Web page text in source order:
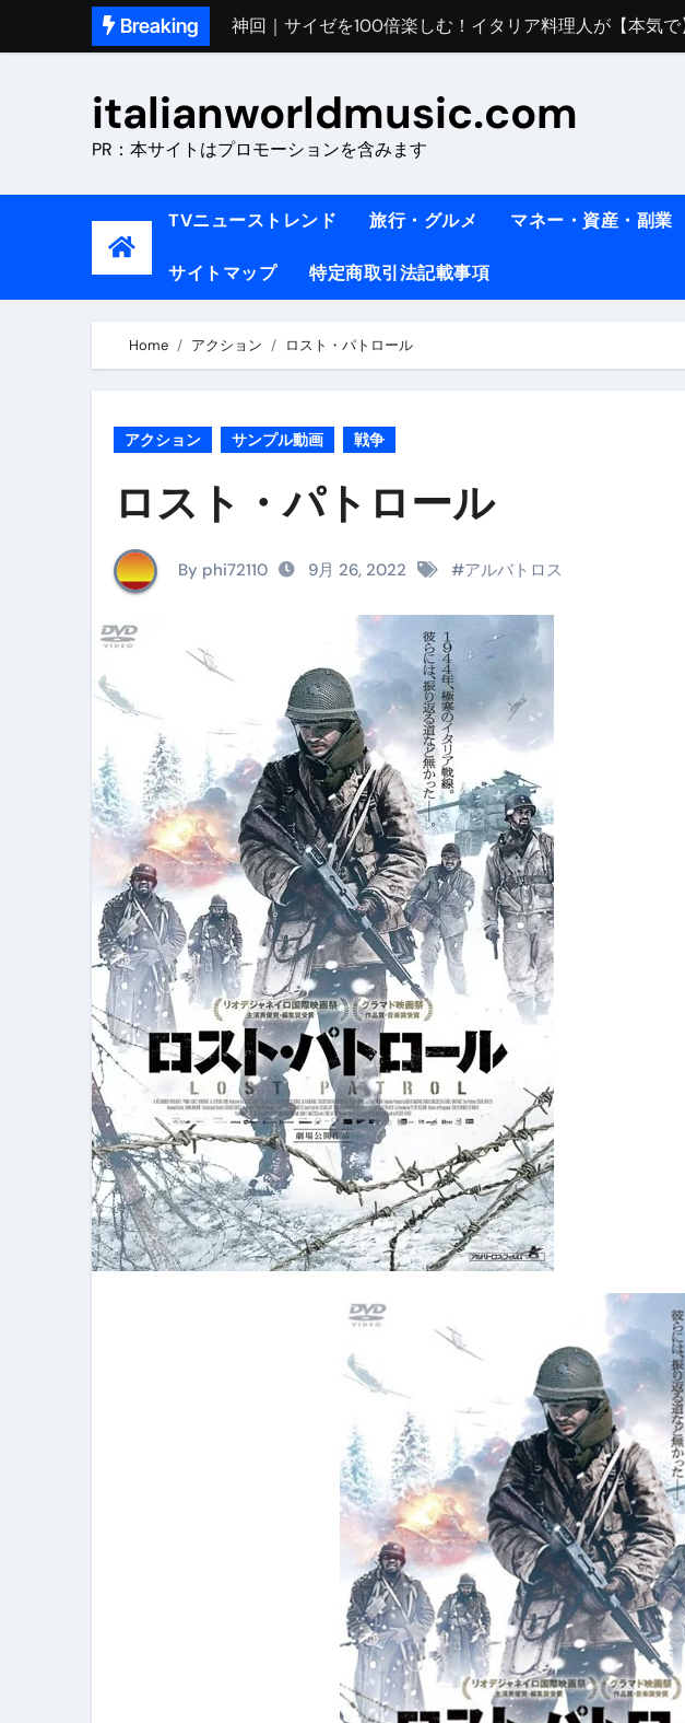
Breaking
初めてのイタリアで色気を出しすぎてほんまに申し訳な
イタリア人シェフに教わった｜ズッキーニのパスタ
「イタリア旅行最高！いつか移住したい！」と思ってい
【vlog】超弾丸！！！仕事終わりに3都市巡る、４泊６日
TRUE COLORS （ブルーレイディスク）
イタリア料理店【営業風景】週末ビリビリのランチ営業
死ぬまでに行きたい！【３つ星】ベストレストランを体
【Vlog：July 2025】マリナと過ごしたイタリア
イタリアでの最後の仕事【帰国前最後の一週間】さよなら
Lake Como, Italy VLOG | Awesome things to do in Lake
【Instagram Live】イタリア行きの飛行機乗り遅れ事件に
【賄いラーメン】人生初の二郎系ラーメン！イタリア人
【トマトパスタ】三ツ星シェフのパスタを完全再現
フェノミナ-4K吹替音声収録版 SPECIAL-（4K ULTRA HD）
フェノミナ-4K吹替音声収録版- （ブルーレイディスク）
2026年料理人ローマへ行く！航空券0円てマジ？&アジア
今年一番美味しい【卵かけご飯】#shorts
イタリア流
カリカリ羽つきポテト#shorts
イタリア旅行体験談＆オススメスポット｜a domenica! –
本場イタリア観光客の来ない店【ペスト・ジェノベーゼ】
【何も言わなくても通じ合う】イタリアンの名店 イル
italianworldmusic.com
PR：本サイトはプロモーションを含みます
TVニューストレンド 旅行・グルメ マネー・資産・副業
サイトマップ 特定商取引法記載事項
Home アクション ロスト・パトロール
アクション サンプル動画 戦争
ロスト・パトロール
By phi72110 9月 26, 2022 #アルバトロス